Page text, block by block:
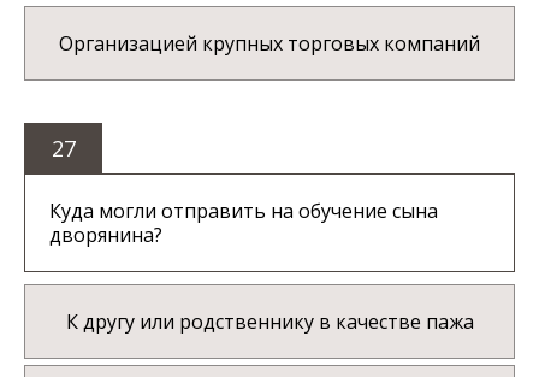
Организацией крупных торговых компаний
27
Куда могли отправить на обучение сына
дворянина?
К другу или родственнику в качестве пажа